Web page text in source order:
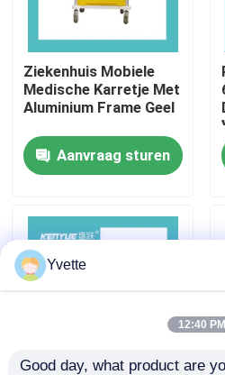
Fabriekstocht
Kwaliteitscontrole
Neem contact met ons op
Gevallen
Obstetrische
Ziekenhuis Mobiele
Medische Karretje Met
Aluminium Frame Geel
Aanvraag sturen
Yvette
12:40 PM
Good day, what product are